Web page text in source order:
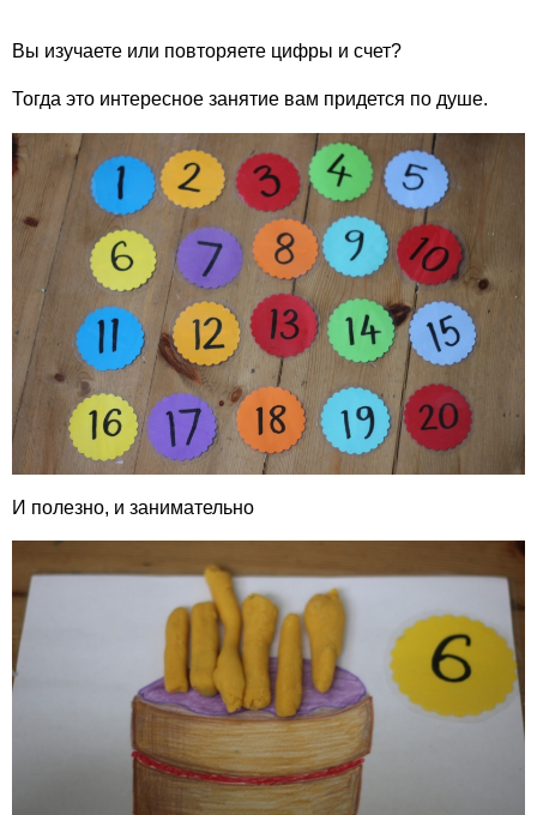
Вы изучаете или повторяете цифры и счет?
Тогда это интересное занятие вам придется по душе.
И полезно, и занимательно